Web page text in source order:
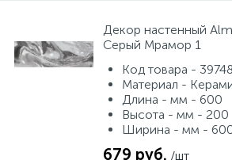
Декор настенный
Серый Мрамор 1
Код товара -
Материал -
Длина - мм - 600
Высота - мм - 200
Ширина - мм -
679 руб. /шт